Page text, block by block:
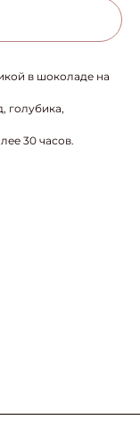
в шоколаде на
голубика,
30 часов.